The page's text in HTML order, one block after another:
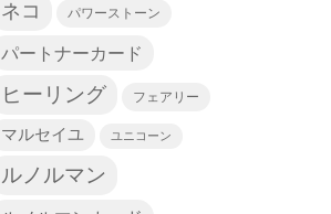
ネコ パワーストーン
パートナーカード
ヒーリング フェアリー
マルセイユ ユニコーン
ルノルマン